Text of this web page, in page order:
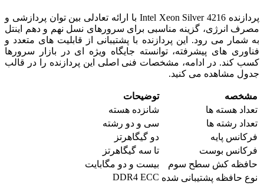
پردازنده Intel Xeon Silver 4216 با ارائه تعادلی بین توان پردازشی و
مصرف انرژی، گزینه مناسبی برای سرورهای نسل نهم و دهم اینتل
به شمار می رود. این پردازنده با پشتیبانی از قابلیت های متعدد و
فناوری های پیشرفته، توانسته جایگاه ویژه ای در بازار سرورها
کسب کند. در ادامه، مشخصات فنی اصلی این پردازنده را در قالب
جدول مشاهده می کنید.
مشخصه
توضیحات
تعداد هسته ها
شانزده هسته
تعداد رشته ها
سی و دو رشته
فرکانس پایه
دو گیگاهرتز
فرکانس بوست
تا سه گیگاهرتز
حافظه کش سطح سوم
بیست و دو مگابایت
نوع حافظه پشتیبانی شده DDR4 ECC